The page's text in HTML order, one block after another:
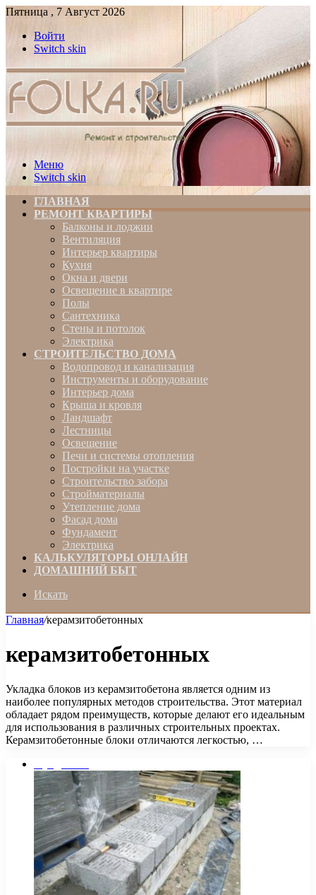
Пятница , 7 Август 2026
Войти
Switch skin
Меню
Switch skin
ГЛАВНАЯ
РЕМОНТ КВАРТИРЫ
Балконы и лоджии
Вентиляция
Интерьер квартиры
Кухня
Окна и двери
Освещение в квартире
Полы
Сантехника
Стены и потолок
Электрика
СТРОИТЕЛЬСТВО ДОМА
Водопровод и канализация
Инструменты и оборудование
Интерьер дома
Крыша и кровля
Ландшафт
Лестницы
Освещение
Печи и системы отопления
Постройки на участке
Строительство забора
Стройматериалы
Утепление дома
Фасад дома
Фундамент
Электрика
КАЛЬКУЛЯТОРЫ ОНЛАЙН
ДОМАШНИЙ БЫТ
Искать
Главная/керамзитобетонных
керамзитобетонных
Укладка блоков из керамзитобетона является одним из
наиболее популярных методов строительства. Этот материал
обладает рядом преимуществ, которые делают его идеальным
для использования в различных строительных проектах.
Керамзитобетонные блоки отличаются легкостью, …